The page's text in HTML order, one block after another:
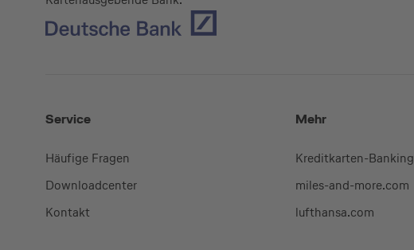
Service
Häufige Fragen
Downloadcenter
Kontakt
Mehr
Kreditkarten-Banking
miles-and-more.com
lufthansa.com